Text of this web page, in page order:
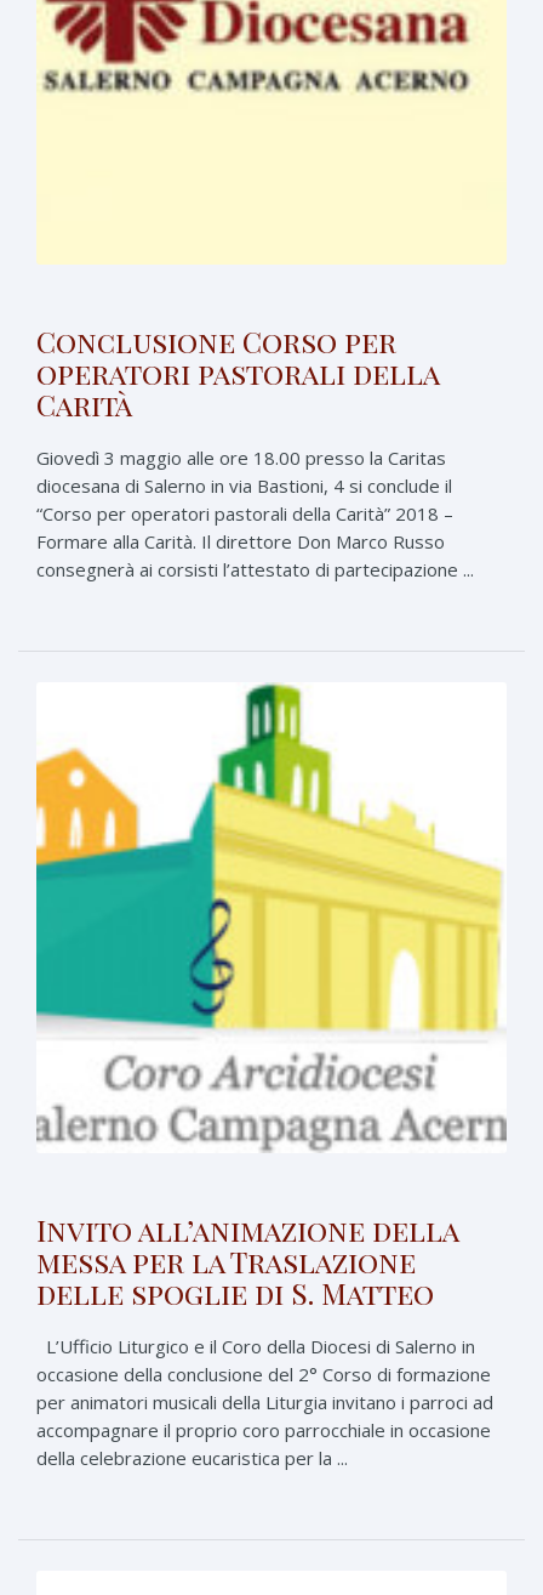
Conclusione Corso per
operatori pastorali della
Carità
Giovedì 3 maggio alle ore 18.00 presso la Caritas
diocesana di Salerno in via Bastioni, 4 si conclude il
“Corso per operatori pastorali della Carità” 2018 –
Formare alla Carità. Il direttore Don Marco Russo
consegnerà ai corsisti l’attestato di partecipazione ...
Invito all’animazione della
messa per la Traslazione
delle spoglie di S. Matteo
L’Ufficio Liturgico e il Coro della Diocesi di Salerno in
occasione della conclusione del 2° Corso di formazione
per animatori musicali della Liturgia invitano i parroci ad
accompagnare il proprio coro parrocchiale in occasione
della celebrazione eucaristica per la ...